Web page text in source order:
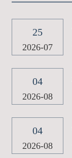
25
2026-07
04
2026-08
04
2026-08